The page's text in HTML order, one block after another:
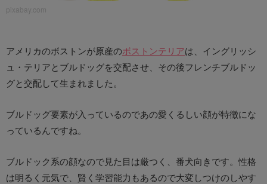
pixabay.com
アメリカのボストンが原産のボストンテリアは、イングリッシ
ュ・テリアとブルドッグを交配させ、その後フレンチブルドッ
グと交配して生まれました。
ブルドッグ要素が入っているのであの愛くるしい顔が特徴にな
っているんですね。
ブルドック系の顔なので見た目は厳つく、番犬向きです。性格
は明るく元気で、賢く学習能力もあるので大変しつけのしやす